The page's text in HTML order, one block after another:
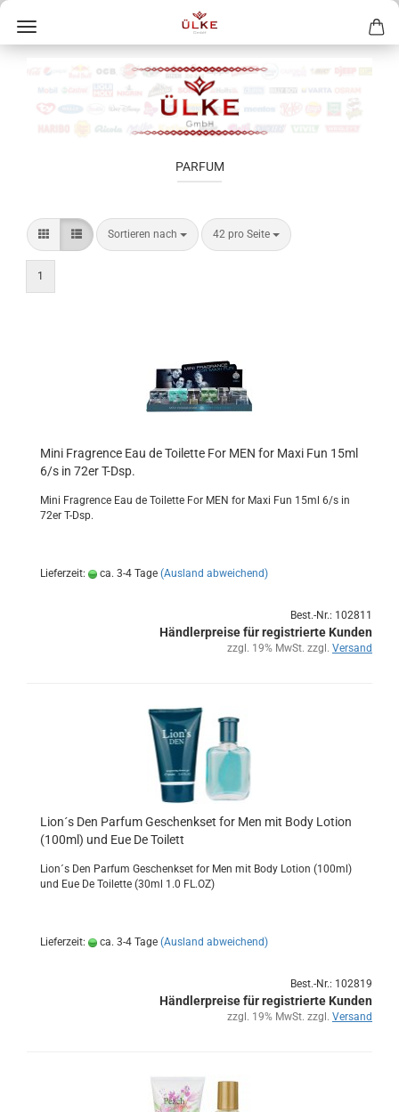
PARFUM
Sortieren nach 42 pro Seite
1
Mini Fra­g­rence Eau de Toi­let­te For MEN for Maxi Fun 15ml
6/s in 72er T-Dsp.
Mini Fra­g­rence Eau de Toi­let­te For MEN for Maxi Fun 15ml 6/s in
72er T-Dsp.
Lieferzeit: ca. 3-4 Tage (Ausland abweichend)
Best.-Nr.: 102811
Händlerpreise für registrierte Kunden
zzgl. 19% MwSt. zzgl. Versand
Lion´s Den Par­fum Ge­schenk­set for Men mit Body Lo­tion
(100ml) und Eue De Toi­lett
Lion´s Den Par­fum Ge­schenk­set for Men mit Body Lo­tion (100ml)
und Eue De Toi­let­te (30ml 1.0 FL.OZ)
Lieferzeit: ca. 3-4 Tage (Ausland abweichend)
Best.-Nr.: 102819
Händlerpreise für registrierte Kunden
zzgl. 19% MwSt. zzgl. Versand